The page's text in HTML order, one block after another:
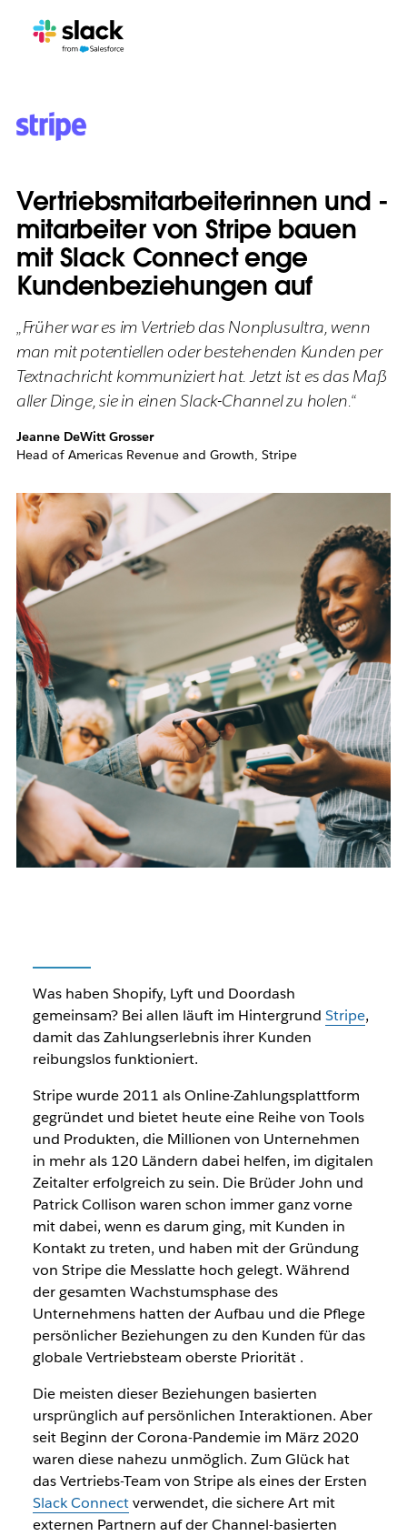
Vertriebsmitarbeiterinnen und -
mitarbeiter von Stripe bauen
mit Slack Connect enge
Kundenbeziehungen auf
„Früher war es im Vertrieb das Nonplusultra, wenn
man mit potentiellen oder bestehenden Kunden per
Textnachricht kommuniziert hat. Jetzt ist es das Maß
aller Dinge, sie in einen Slack-Channel zu holen.“
Jeanne DeWitt Grosser
Head of Americas Revenue and Growth, Stripe
Was haben Shopify, Lyft und Doordash
gemeinsam? Bei allen läuft im Hintergrund Stripe,
damit das Zahlungserlebnis ihrer Kunden
reibungslos funktioniert.
Stripe wurde 2011 als Online-Zahlungsplattform
gegründet und bietet heute eine Reihe von Tools
und Produkten, die Millionen von Unternehmen
in mehr als 120 Ländern dabei helfen, im digitalen
Zeitalter erfolgreich zu sein. Die Brüder John und
Patrick Collison waren schon immer ganz vorne
mit dabei, wenn es darum ging, mit Kunden in
Kontakt zu treten, und haben mit der Gründung
von Stripe die Messlatte hoch gelegt. Während
der gesamten Wachstumsphase des
Unternehmens hatten der Aufbau und die Pflege
persönlicher Beziehungen zu den Kunden für das
globale Vertriebsteam oberste Priorität .
Die meisten dieser Beziehungen basierten
ursprünglich auf persönlichen Interaktionen. Aber
seit Beginn der Corona-Pandemie im März 2020
waren diese nahezu unmöglich. Zum Glück hat
das Vertriebs-Team von Stripe als eines der Ersten
Slack Connectverwendet, die sichere Art mit
externen Partnern auf der Channel-basierten